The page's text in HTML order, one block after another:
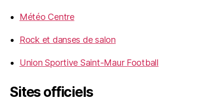
Météo Centre
Rock et danses de salon
Union Sportive Saint-Maur Football
Sites officiels